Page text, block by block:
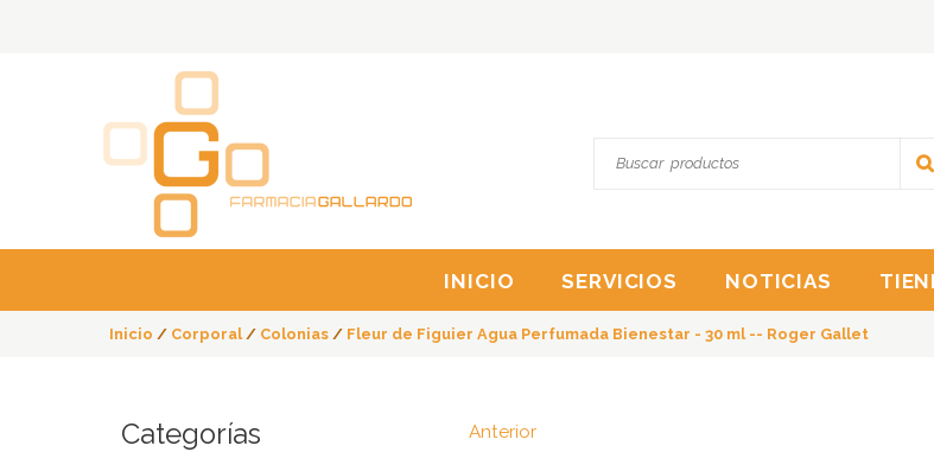
INICIO SERVICIOS NOTICIAS
Inicio / Corporal / Colonias / Fleur de Figuier Agua Perfumada Bienestar - 30 ml -- Roger Gallet
Anterior
Categorías